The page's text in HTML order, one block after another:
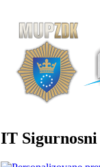
IT Sigurnosni